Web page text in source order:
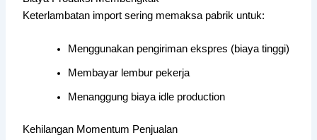
Keterlambatan import sering memaksa pabrik untuk:
Menggunakan pengiriman ekspres (biaya tinggi)
Membayar lembur pekerja
Menanggung biaya idle production
Kehilangan Momentum Penjualan